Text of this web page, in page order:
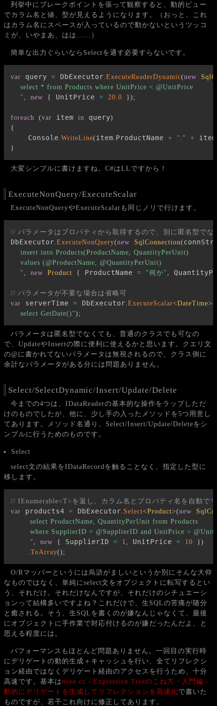
列挙中にブレークポイントを張って観察すると、動的ビュー
でカラム名と値、型が見えるようになります。（おっと、これ
はカラム名にスペースが入っているので動かないというツッコ
ミが、いやまあ、はは……）
簡単な出力ぐらいならSelectを通す必要すらないです。
var query = DbExecutor ExecuteReaderDynamic(new
    select * from Products where UnitPrice < @UnitPrice
    "
new { UnitPrice = 20.0 }) ;
foreach (var item in query)
{
    Console
WriteLine( item ProductName + ":" + item
}
大変シンプルに書けますね。C#はLLですから！
ExecuteNonQuery/ExecuteScalar
ExecuteNonQueryやExecuteScalarも同じノリで行けます。
// パラメータはプロパティから取得するので、別に匿名型で
DbExecutor ExecuteNonQuery(new SqlConnection( connStr
    insert into Products(ProductName, QuantityPerUnit)
    values (@ProductName, @QuantityPerUnit)
    "
new Product { ProductName = "何か"
// パラメータが不要な場合は省略可
var serverTime = DbExecutor ExecuteScalar<DateTime>(
    select GetDate()"
) ;
パラメータは匿名型でなくても、普通のクラスでも可なの
で、UpdateやInsertの際に便利に使えるかと思います。クエリ文
の@に書かれてないパラメータは無視されるので、クラス側に
余計なパラメータがある分には問題ありません。
Select/SelectDynamic/Insert/Update/Delete
今までの4つは、IDataReaderの基本的な操作をラップしただ
けのものでしたが、他に、少し手の入ったメソッドを5つ用意し
てあります。メソッド名通り、Select/Insert/Update/Deleteをシ
ンプルに行うためのものです。
Select
select文の結果をIDataRecordを触ることなく、指定した型に
移します。
// IEnumerable<T>を返し、カラム名とプロパティ名を自動で
var products4 = DbExecutor Select<Product>(new
        select ProductName, QuantityPerUnit from Products
where SupplierID = @SupplierID and UnitPrice >
        "
new { SupplierID = 1 UnitPrice = 10 })
ToArray() ;
O/Rマッパーというには烏滸がましいというか別にそんな大仰
なものではなく、単純にselect文をオブジェクトに転写するとい
う、それだけ。それだけなんですが、それだけのシチュエーシ
ョンって結構多いですよね？これだけで、生SQLの苦痛が随分
と癒される。そう、生SQLを書くのが嫌なんじゃなくて、最後
にオブジェクトに手作業で対応付けるのが嫌だったんだよ、と
思える程度には。
パフォーマンスもほとんど問題ありません。一回目の実行時
にデリゲートの動的生成＋キャッシュを行い、全てリフレクシ
ョン経由ではなくデリゲート経由のアクセスを行うため、十分
高速です。基本はneue cc - Expression Treeのこね方・入門編 -
動的にデリゲートを生成してリフレクションを高速化で書いた
ものですが、若干これ向けに修正してあります。